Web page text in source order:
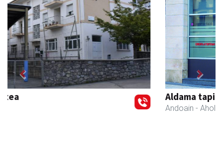
Aldama tapia aholkularitza
Previous Next